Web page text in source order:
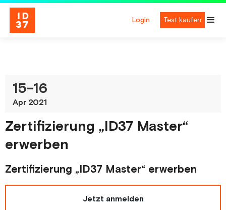
Login Test kaufen
15-16
Apr 2021
Zertifizierung „ID37 Master“
erwerben
Zertifizierung „ID37 Master“ erwerben
Jetzt anmelden